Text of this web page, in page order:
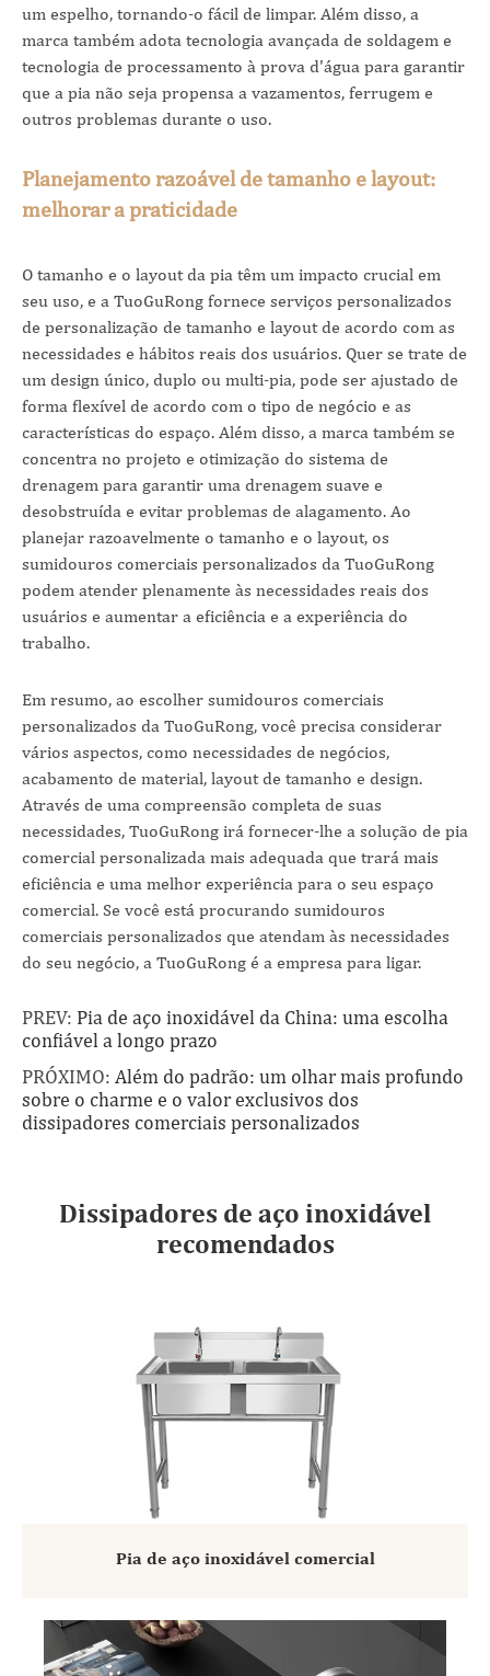
um espelho, tornando-o fácil de limpar. Além disso, a
marca também adota tecnologia avançada de soldagem e
tecnologia de processamento à prova d'água para garantir
que a pia não seja propensa a vazamentos, ferrugem e
outros problemas durante o uso.
Planejamento razoável de tamanho e layout:
melhorar a praticidade
O tamanho e o layout da pia têm um impacto crucial em
seu uso, e a TuoGuRong fornece serviços personalizados
de personalização de tamanho e layout de acordo com as
necessidades e hábitos reais dos usuários. Quer se trate de
um design único, duplo ou multi-pia, pode ser ajustado de
forma flexível de acordo com o tipo de negócio e as
características do espaço. Além disso, a marca também se
concentra no projeto e otimização do sistema de
drenagem para garantir uma drenagem suave e
desobstruída e evitar problemas de alagamento. Ao
planejar razoavelmente o tamanho e o layout, os
sumidouros comerciais personalizados da TuoGuRong
podem atender plenamente às necessidades reais dos
usuários e aumentar a eficiência e a experiência do
trabalho.
Em resumo, ao escolher sumidouros comerciais
personalizados da TuoGuRong, você precisa considerar
vários aspectos, como necessidades de negócios,
acabamento de material, layout de tamanho e design.
Através de uma compreensão completa de suas
necessidades, TuoGuRong irá fornecer-lhe a solução de pia
comercial personalizada mais adequada que trará mais
eficiência e uma melhor experiência para o seu espaço
comercial. Se você está procurando sumidouros
comerciais personalizados que atendam às necessidades
do seu negócio, a TuoGuRong é a empresa para ligar.
PREV: Pia de aço inoxidável da China: uma escolha
confiável a longo prazo
PRÓXIMO: Além do padrão: um olhar mais profundo
sobre o charme e o valor exclusivos dos
dissipadores comerciais personalizados
Dissipadores de aço inoxidável
recomendados
Pia de aço inoxidável comercial